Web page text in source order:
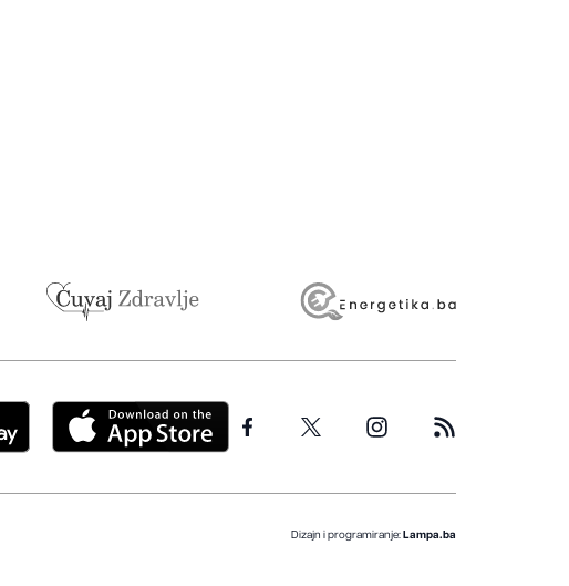
Dizajn i programiranje: Lampa.ba